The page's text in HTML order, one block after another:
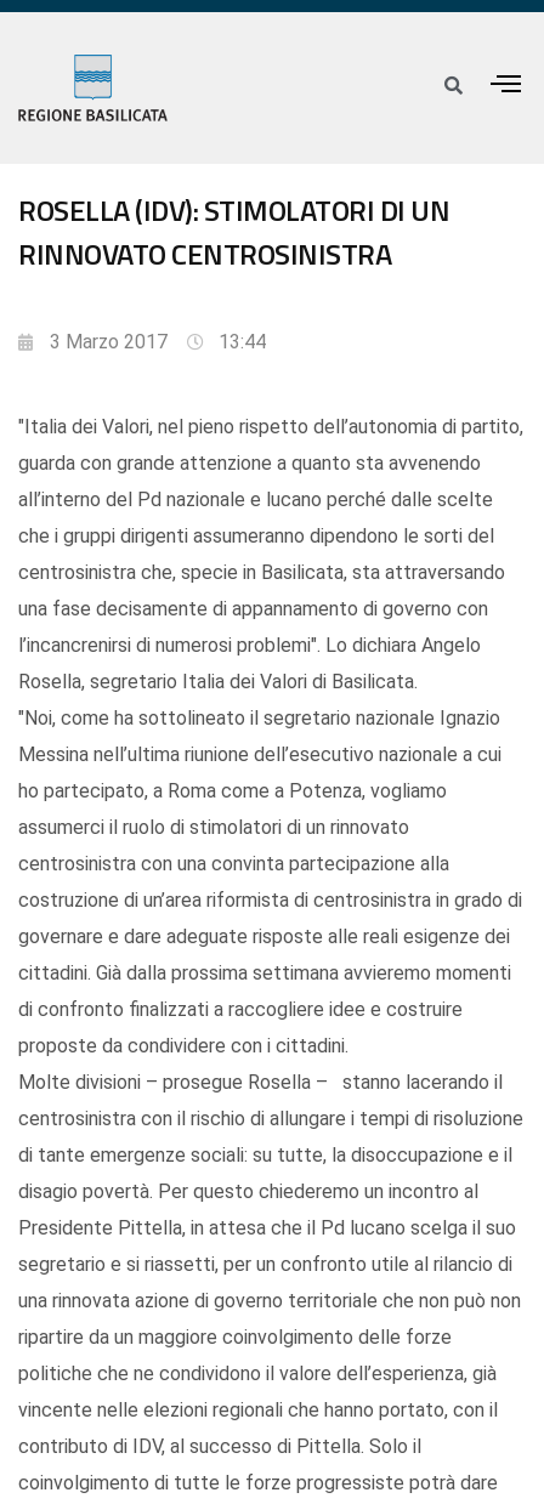
ROSELLA (IDV): STIMOLATORI DI UN
RINNOVATO CENTROSINISTRA
3 Marzo 2017 13:44
"Italia dei Valori, nel pieno rispetto dell’autonomia di partito,
guarda con grande attenzione a quanto sta avvenendo
all’interno del Pd nazionale e lucano perché dalle scelte
che i gruppi dirigenti assumeranno dipendono le sorti del
centrosinistra che, specie in Basilicata, sta attraversando
una fase decisamente di appannamento di governo con
l’incancrenirsi di numerosi problemi". Lo dichiara Angelo
Rosella, segretario Italia dei Valori di Basilicata.
"Noi, come ha sottolineato il segretario nazionale Ignazio
Messina nell’ultima riunione dell’esecutivo nazionale a cui
ho partecipato, a Roma come a Potenza, vogliamo
assumerci il ruolo di stimolatori di un rinnovato
centrosinistra con una convinta partecipazione alla
costruzione di un’area riformista di centrosinistra in grado di
governare e dare adeguate risposte alle reali esigenze dei
cittadini. Già dalla prossima settimana avvieremo momenti
di confronto finalizzati a raccogliere idee e costruire
proposte da condividere con i cittadini.
Molte divisioni – prosegue Rosella – stanno lacerando il
centrosinistra con il rischio di allungare i tempi di risoluzione
di tante emergenze sociali: su tutte, la disoccupazione e il
disagio povertà. Per questo chiederemo un incontro al
Presidente Pittella, in attesa che il Pd lucano scelga il suo
segretario e si riassetti, per un confronto utile al rilancio di
una rinnovata azione di governo territoriale che non può non
ripartire da un maggiore coinvolgimento delle forze
politiche che ne condividono il valore dell’esperienza, già
vincente nelle elezioni regionali che hanno portato, con il
contributo di IDV, al successo di Pittella. Solo il
coinvolgimento di tutte le forze progressiste potrà dare